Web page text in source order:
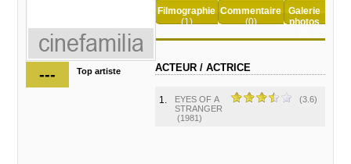
--- Top artiste
Filmographie
(1)
Commentaire
(0)
Galerie
photos
ACTEUR / ACTRICE
1.
EYES OF A
STRANGER
(1981)
(3.6)